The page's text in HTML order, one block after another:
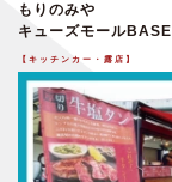
もりのみや
キューズモールBASE
【キッチンカー・露店】